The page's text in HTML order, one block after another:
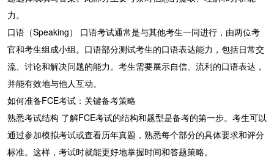
力。
口语（Speaking） 口语考试通常是与其他考生一同进行，由两位考
官和考生组成小组。口语部分测试考生的口语表达能力，包括日常交
流、讨论和解决问题的能力。考生需要展示自信、流利的口语表达，
并能有效地与他人互动。
如何准备FCE考试：关键备考策略
熟悉考试结构 了解FCE考试的结构和题型是备考的第一步。考生可以
通过参加模拟考试或查看历年真题，熟悉每个部分的具体要求和评分
标准。这样，考试时就能更好地掌握时间和答题策略。